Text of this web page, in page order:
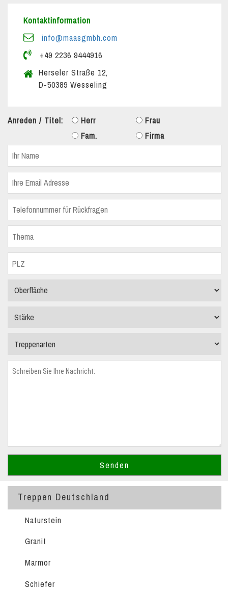
Kontaktinformation
info@maasgmbh.com
+49 2236 9444916
Herseler Straße 12,
D-50389 Wesseling
Anreden / Titel: Herr
Frau
Fam.
Firma
Treppen Deutschland
Naturstein
Granit
Marmor
Schiefer